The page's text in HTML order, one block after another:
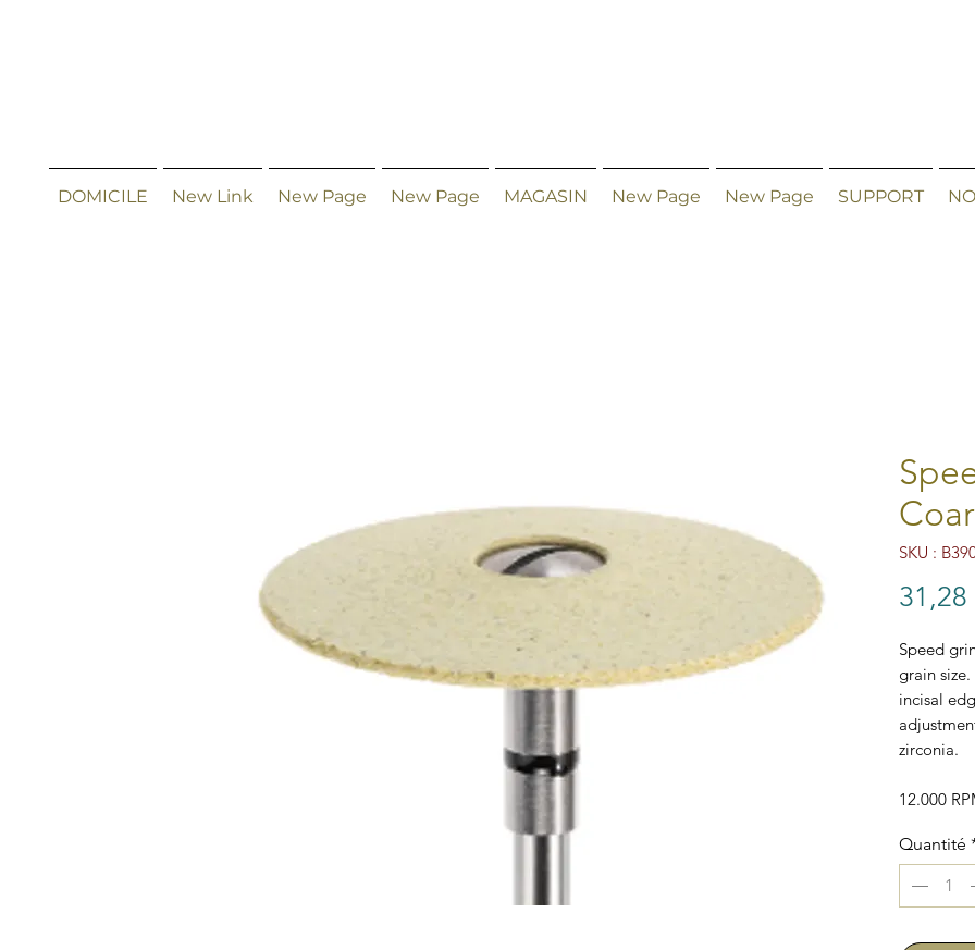
DOMICILE New Link New Page New Page MAGASIN New Page New Page SUPPORT
SKU :
31,28
Speed
grain
incisal
zirconia.
12.000
Quantité